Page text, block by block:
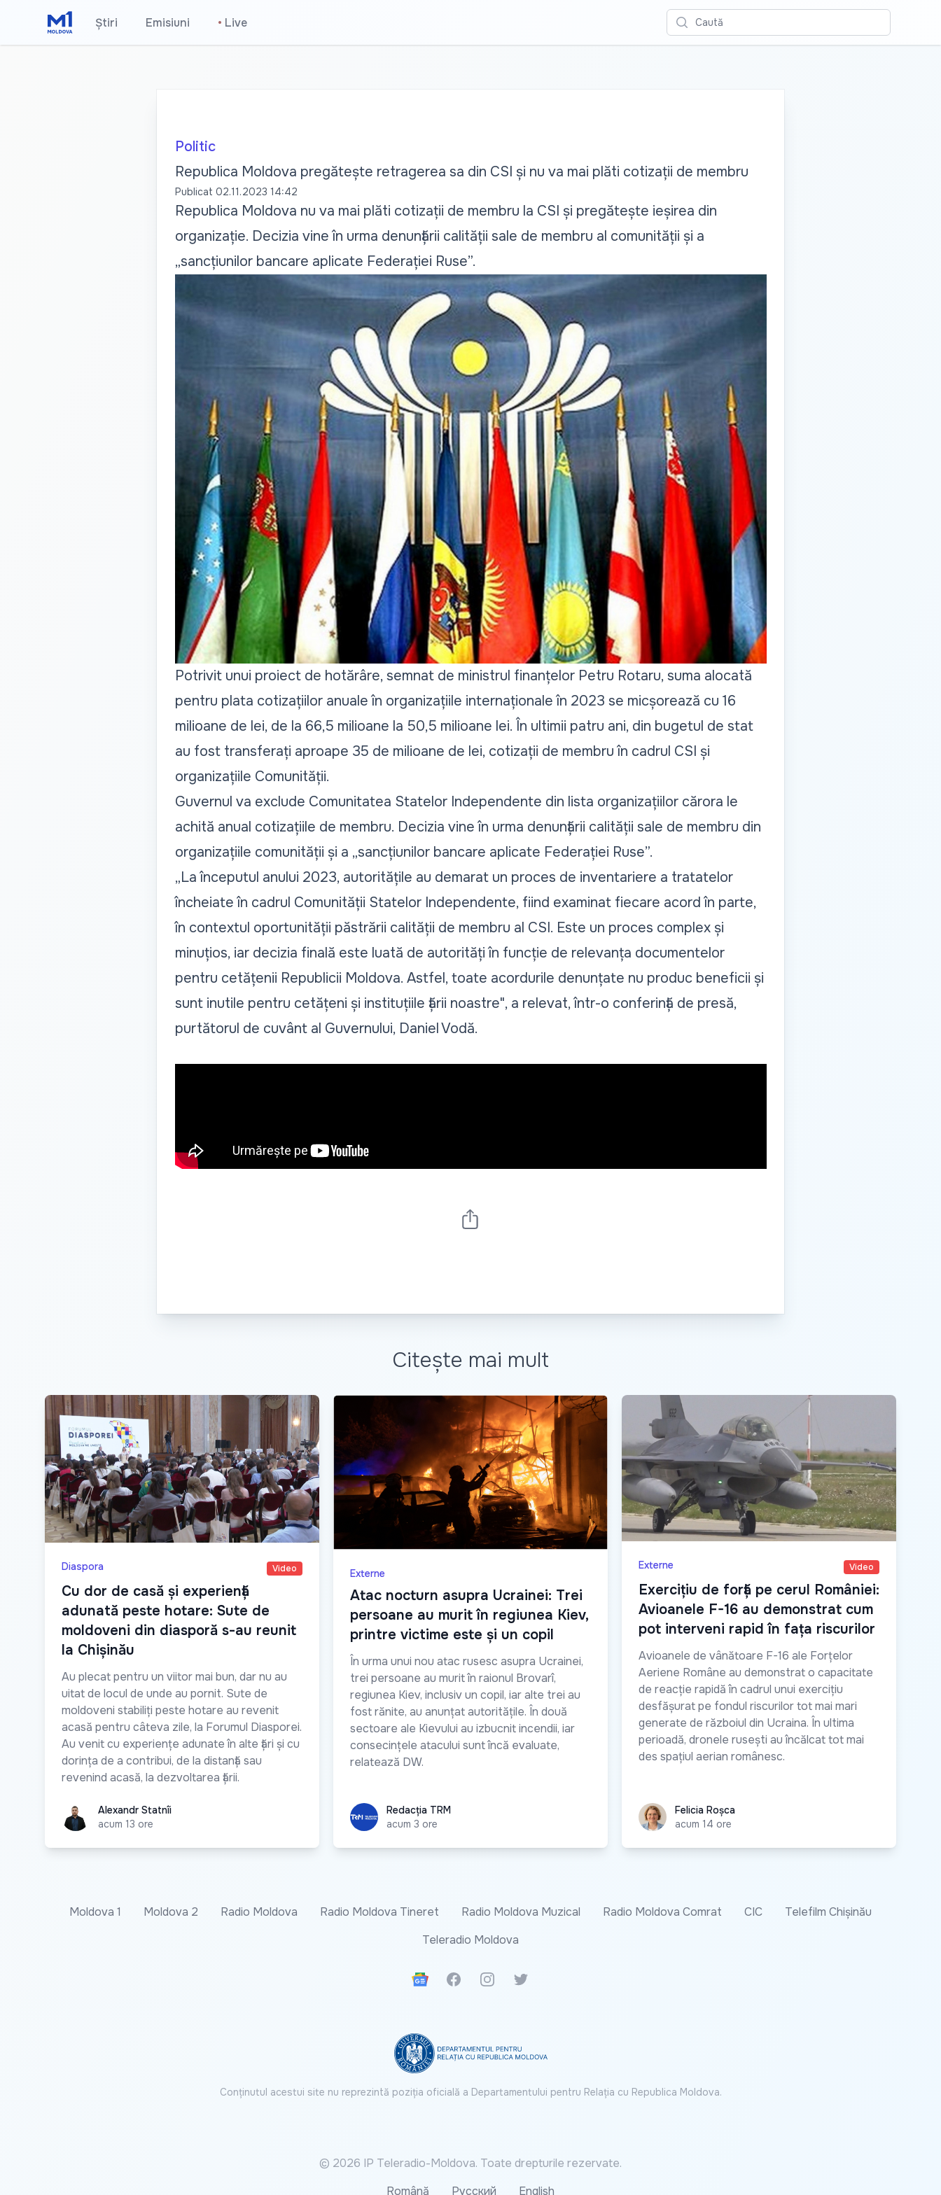
Știri Emisiuni • Live Caută
Politic
Republica Moldova pregătește retragerea sa din CSI și nu va mai plăti cotizații de membru
Publicat 02.11.2023 14:42
Republica Moldova nu va mai plăti cotizații de membru la CSI și pregătește ieșirea din
organizație. Decizia vine în urma denunțării calității sale de membru al comunității și a
„sancțiunilor bancare aplicate Federației Ruse”.
Potrivit unui proiect de hotărâre, semnat de ministrul finanțelor Petru Rotaru, suma alocată
pentru plata cotizațiilor anuale în organizațiile internaționale în 2023 se micșorează cu 16
milioane de lei, de la 66,5 milioane la 50,5 milioane lei. În ultimii patru ani, din bugetul de stat
au fost transferați aproape 35 de milioane de lei, cotizații de membru în cadrul CSI și
organizațiile Comunității.
Guvernul va exclude Comunitatea Statelor Independente din lista organizațiilor cărora le
achită anual cotizațiile de membru. Decizia vine în urma denunțării calității sale de membru din
organizațiile comunității și a „sancțiunilor bancare aplicate Federației Ruse”.
„La începutul anului 2023, autoritățile au demarat un proces de inventariere a tratatelor
încheiate în cadrul Comunității Statelor Independente, fiind examinat fiecare acord în parte,
în contextul oportunității păstrării calității de membru al CSI. Este un proces complex și
minuțios, iar decizia finală este luată de autorități în funcție de relevanța documentelor
pentru cetățenii Republicii Moldova. Astfel, toate acordurile denunțate nu produc beneficii și
sunt inutile pentru cetățeni și instituțiile țării noastre", a relevat, într-o conferință de presă,
purtătorul de cuvânt al Guvernului, Daniel Vodă.
Citește mai mult
Diaspora Video
Cu dor de casă și experiență
adunată peste hotare: Sute de
moldoveni din diasporă s-au reunit
la Chișinău
Au plecat pentru un viitor mai bun, dar nu au
uitat de locul de unde au pornit. Sute de
moldoveni stabiliți peste hotare au revenit
acasă pentru câteva zile, la Forumul Diasporei.
Au venit cu experiențe adunate în alte țări și cu
dorința de a contribui, de la distanță sau
revenind acasă, la dezvoltarea țării.
Alexandr Statnîi
Alexandr Statnîi
acum 13 ore
Externe
Atac nocturn asupra Ucrainei: Trei
persoane au murit în regiunea Kiev,
printre victime este și un copil
În urma unui nou atac rusesc asupra Ucrainei,
trei persoane au murit în raionul Brovarî,
regiunea Kiev, inclusiv un copil, iar alte trei au
fost rănite, au anunțat autoritățile. În două
sectoare ale Kievului au izbucnit incendii, iar
consecințele atacului sunt încă evaluate,
relatează DW.
Redacția TRM
Redacția TRM
acum 3 ore
Externe Video
Exercițiu de forță pe cerul României:
Avioanele F-16 au demonstrat cum
pot interveni rapid în fața riscurilor
Avioanele de vânătoare F-16 ale Forțelor
Aeriene Române au demonstrat o capacitate
de reacție rapidă în cadrul unui exercițiu
desfășurat pe fondul riscurilor tot mai mari
generate de războiul din Ucraina. În ultima
perioadă, dronele rusești au încălcat tot mai
des spațiul aerian românesc.
Felicia RoșcaFelicia Roșca
acum 14 ore
Moldova 1 Moldova 2 Radio Moldova Radio Moldova Tineret Radio Moldova Muzical Radio Moldova Comrat CIC
Telefilm Chișinău
Teleradio Moldova
Google News
FacebookInstagramTwitter
Conținutul acestui site nu reprezintă poziția oficială a Departamentului pentru Relația cu Republica Moldova.
© 2026 IP Teleradio-Moldova. Toate drepturile rezervate.
Română
Русский English